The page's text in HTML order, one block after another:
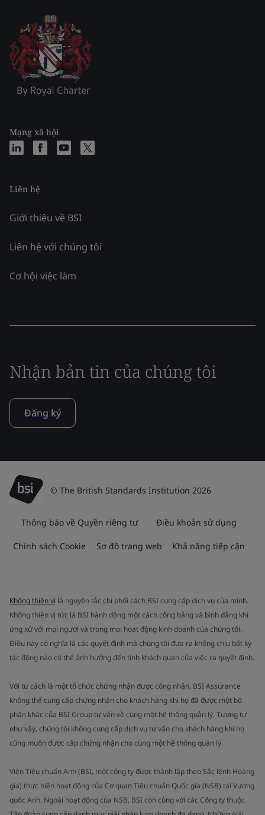
Mạng xã hội
Liên hệ
Giới thiệu về BSI
Liên hệ với chúng tôi
Cơ hội việc làm
Nhận bản tin của chúng tôi
Đăng ký
© The British Standards Institution 2026
Thông báo về Quyền riêng tư Điều khoản sử dụng
Chính sách Cookie Sơ đồ trang web Khả năng tiếp cận
Không thiên vị là nguyên tắc chi phối cách BSI cung cấp dịch vụ của mình.
Không thiên vị tức là BSI hành động một cách công bằng và bình đẳng khi
ứng xử với mọi người và trong mọi hoạt động kinh doanh của chúng tôi.
Điều này có nghĩa là các quyết định mà chúng tôi đưa ra không chịu bất kỳ
tác động nào có thể ảnh hưởng đến tính khách quan của việc ra quyết định.
Với tư cách là một tổ chức chứng nhận được công nhận, BSI Assurance
không thể cung cấp chứng nhận cho khách hàng khi họ đã được một bộ
phận khác của BSI Group tư vấn về cùng một hệ thống quản lý. Tương tự
như vậy, chúng tôi không cung cấp dịch vụ tư vấn cho khách hàng khi họ
cũng muốn được cấp chứng nhận cho cùng một hệ thống quản lý.
Viện Tiêu chuẩn Anh (BSI, một công ty được thành lập theo Sắc lệnh Hoàng
gia) thực hiện hoạt động của Cơ quan Tiêu chuẩn Quốc gia (NSB) tại Vương
quốc Anh. Ngoài hoạt động của NSB, BSI còn cùng với các Công ty thuộc